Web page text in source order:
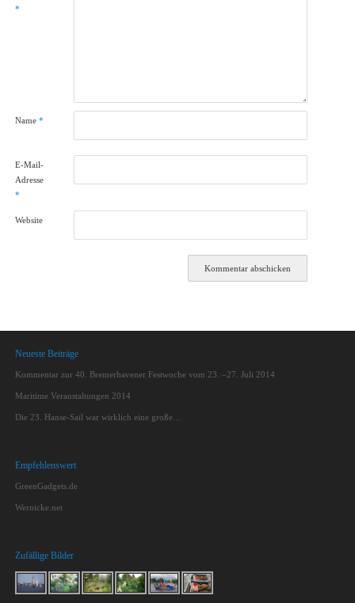
*
Name *
E-Mail-
Adresse
*
Website
Neueste Beiträge
Kommentar zur 40. Bremerhavener Festwoche vom 23. –27. Juli 2014
Maritime Veranstaltungen 2014
Die 23. Hanse-Sail war wirklich eine große…
Empfehlenswert
GreenGadgets.de
Wernicke.net
Zufällige Bilder